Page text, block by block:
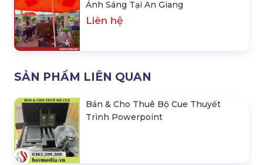
Ánh Sáng Tại An Giang
Liên hệ
SẢN PHẨM LIÊN QUAN
Bán & Cho Thuê Bộ Cue Thuyết
Trình Powerpoint